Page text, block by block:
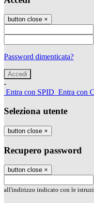
button close ×
Password dimenticata?
-
Entra con SPID Entra con
Seleziona utente
button close ×
Recupero password
button close ×
all'indirizzo indicato con le